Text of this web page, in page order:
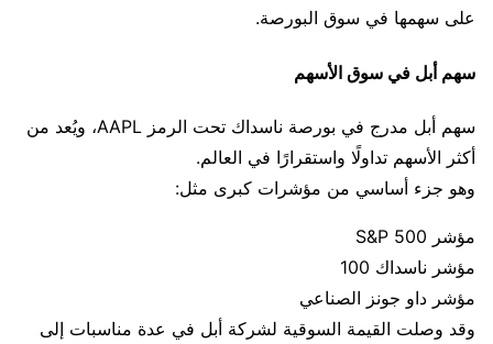
على سهمها في سوق البورصة.
سهم أبل في سوق الأسهم
سهم أبل مدرج في بورصة ناسداك تحت الرمز AAPL، ويُعد من
أكثر الأسهم تداولًا واستقرارًا في العالم.
وهو جزء أساسي من مؤشرات كبرى مثل:
مؤشر S&P 500
مؤشر ناسداك 100
مؤشر داو جونز الصناعي
وقد وصلت القيمة السوقية لشركة أبل في عدة مناسبات إلى